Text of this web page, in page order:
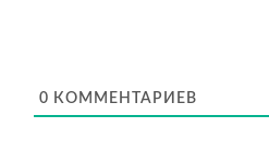
0 КОММЕНТАРИЕВ